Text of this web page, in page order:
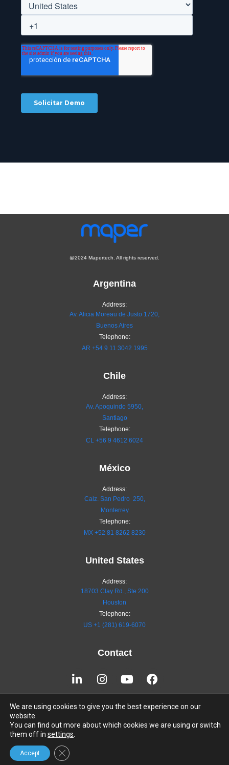
@2024 Mapertech. All rights reserved.
Argentina
Address:
Av. Alicia Moreau de Justo 1720,
Buenos Aires
Telephone:
AR +54 9 11 3042 1995
Chile
Address:
Av. Apoquindo 5950,
Santiago
Telephone:
CL +56 9 4612 6024
México
Address:
Calz. San Pedro 250,
Monterrey
Telephone:
MX +52 81 8262 8230
United States
Address:
18703 Clay Rd., Ste 200
Houston
Telephone:
US +1 (281) 619-6070
Contact
Linkedin-
in
Instagram
YoutubeFacebook
Information Security Policies
We are using cookies to give you the best experience on our
website.
You can find out more about which cookies we are using or switch
them off in settings
Accept Close GDPR Cookie Banner